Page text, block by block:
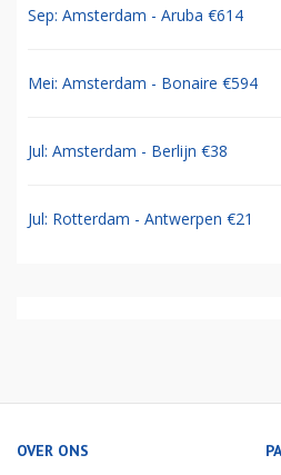
Sep: Amsterdam - Aruba €614
Mei: Amsterdam - Bonaire €594
Jul: Amsterdam - Berlijn €38
Jul: Rotterdam - Antwerpen €21
OVER ONS